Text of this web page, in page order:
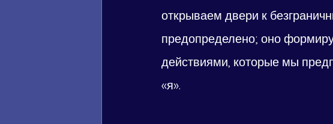
открываем двери к
предопределено; оно
действиями, которые мы
«я».